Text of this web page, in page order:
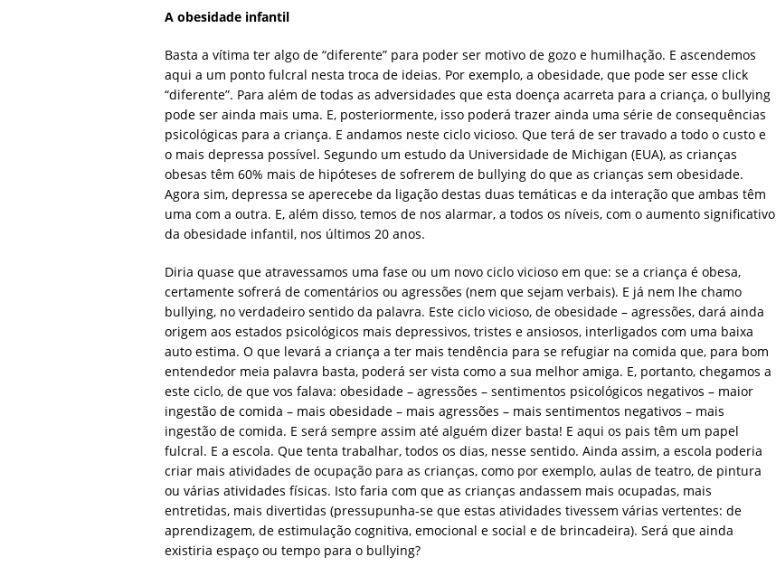
A obesidade infantil
Basta a vítima ter algo de “diferente” para poder ser motivo de gozo e humilhação. E ascendemos
aqui a um ponto fulcral nesta troca de ideias. Por exemplo, a obesidade, que pode ser esse click
“diferente”. Para além de todas as adversidades que esta doença acarreta para a criança, o bullying
pode ser ainda mais uma. E, posteriormente, isso poderá trazer ainda uma série de consequências
psicológicas para a criança. E andamos neste ciclo vicioso. Que terá de ser travado a todo o custo e
o mais depressa possível. Segundo um estudo da Universidade de Michigan (EUA), as crianças
obesas têm 60% mais de hipóteses de sofrerem de bullying do que as crianças sem obesidade.
Agora sim, depressa se aperecebe da ligação destas duas temáticas e da interação que ambas têm
uma com a outra. E, além disso, temos de nos alarmar, a todos os níveis, com o aumento significativo
da obesidade infantil, nos últimos 20 anos.
Diria quase que atravessamos uma fase ou um novo ciclo vicioso em que: se a criança é obesa,
certamente sofrerá de comentários ou agressões (nem que sejam verbais). E já nem lhe chamo
bullying, no verdadeiro sentido da palavra. Este ciclo vicioso, de obesidade – agressões, dará ainda
origem aos estados psicológicos mais depressivos, tristes e ansiosos, interligados com uma baixa
auto estima. O que levará a criança a ter mais tendência para se refugiar na comida que, para bom
entendedor meia palavra basta, poderá ser vista como a sua melhor amiga. E, portanto, chegamos a
este ciclo, de que vos falava: obesidade – agressões – sentimentos psicológicos negativos – maior
ingestão de comida – mais obesidade – mais agressões – mais sentimentos negativos – mais
ingestão de comida. E será sempre assim até alguém dizer basta! E aqui os pais têm um papel
fulcral. E a escola. Que tenta trabalhar, todos os dias, nesse sentido. Ainda assim, a escola poderia
criar mais atividades de ocupação para as crianças, como por exemplo, aulas de teatro, de pintura
ou várias atividades físicas. Isto faria com que as crianças andassem mais ocupadas, mais
entretidas, mais divertidas (pressupunha-se que estas atividades tivessem várias vertentes: de
aprendizagem, de estimulação cognitiva, emocional e social e de brincadeira). Será que ainda
existiria espaço ou tempo para o bullying?